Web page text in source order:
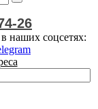
26
наших соцсетях: